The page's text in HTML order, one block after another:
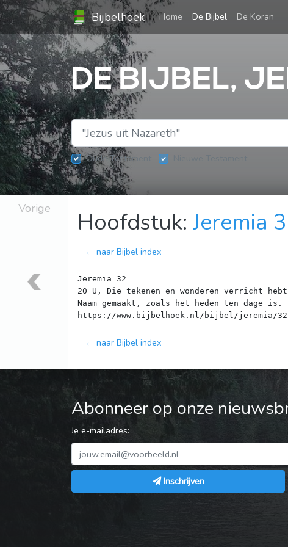
Bijbelhoek Home (current)
De Bijbel De Koran
DE BIJBEL,
Oude Testament
Vorige Hoofdstuk: Jeremia
← naar Bijbel index
Jeremia 32
20 U, Die tekenen en wonderen verricht
Naam gemaakt, zoals het heden ten dage is.
← naar Bijbel index
Abonneer op onze
Je e-mailadres:
Inschrijven